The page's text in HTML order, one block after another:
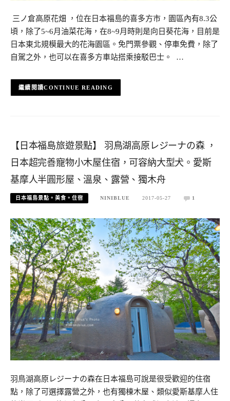
三ノ倉高原花畑 ，位在日本福島的喜多方市，園區內有8.3公
頃，除了5~6月油菜花海，在8~9月時則是向日葵花海，目前是
日本東北規模最大的花海園區。免門票參觀、停車免費，除了
自駕之外，也可以在喜多方車站搭乘接駁巴士。 …
CONTINUE READING
【日本福島旅遊景點】 羽鳥湖高原レジーナの森 ，
日本超完善寵物小木屋住宿，可容納大型犬。愛斯
基摩人半圓形屋、溫泉、露營、獨木舟
日本福島景點。美食。住宿 NINIBLUE 2017-05-27 1
羽鳥湖高原レジーナの森在日本福島可說是很受歡迎的住宿
點，除了可選擇露營之外，也有獨棟木屋、類似愛斯基摩人住